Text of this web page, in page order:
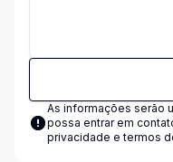
As informações serão
possa entrar em
privacidade e termos